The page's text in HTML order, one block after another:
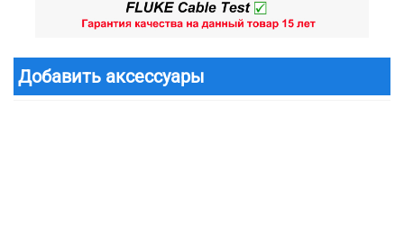
Добавить аксессуары